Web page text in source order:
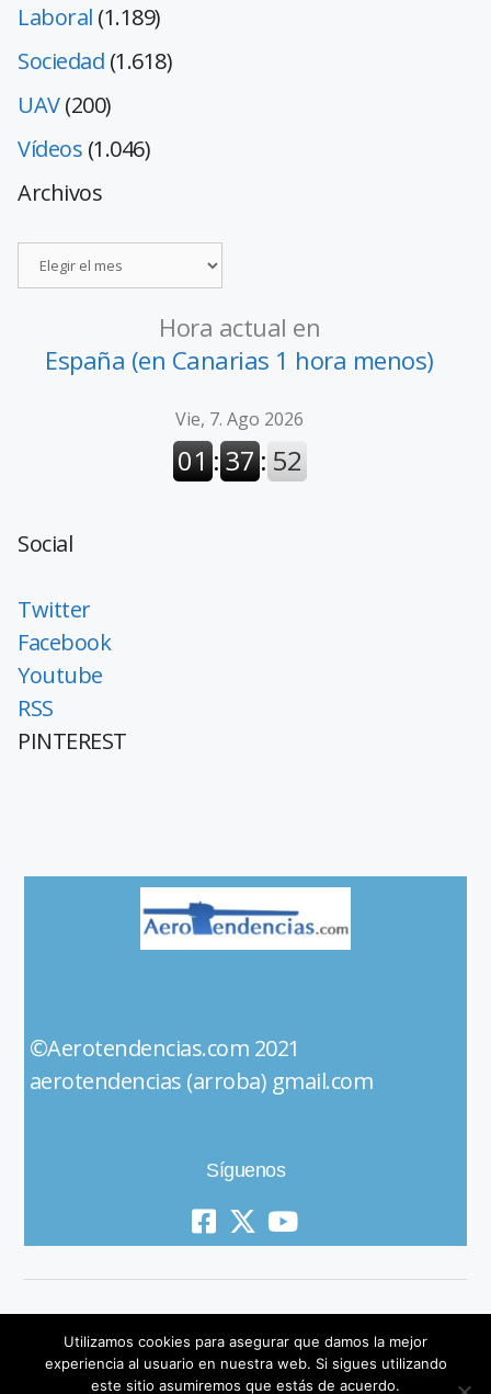
Laboral (1.189)
Sociedad (1.618)
UAV(200)
Vídeos (1.046)
Archivos
Hora actual en
España (en Canarias 1 hora menos)
Social
Twitter
Facebook
Youtube
RSS
PINTEREST
©Aerotendencias.com 2021
aerotendencias (arroba) gmail.com
Síguenos
© 2019 All Rights Reserved
Utilizamos cookies para asegurar que damos la mejor
experiencia al usuario en nuestra web. Si sigues utilizando
este sitio asumiremos que estás de acuerdo.